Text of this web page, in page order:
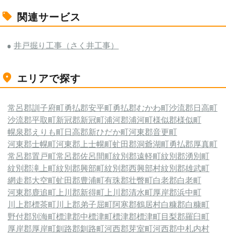
関連サービス
井戸掘り工事（さく井工事）
エリアで探す
常呂郡訓子府町勇払郡安平町勇払郡むかわ町沙流郡日高町
沙流郡平取町新冠郡新冠町浦河郡浦河町様似郡様似町
幌泉郡えりも町日高郡新ひだか町河東郡音更町
河東郡士幌町河東郡上士幌町虻田郡洞爺湖町勇払郡厚真町
常呂郡置戸町常呂郡佐呂間町紋別郡遠軽町紋別郡湧別町
紋別郡滝上町紋別郡興部町紋別郡西興部村紋別郡雄武町
網走郡大空町虻田郡豊浦町有珠郡壮瞥町白老郡白老町
河東郡鹿追町上川郡新得町上川郡清水町厚岸郡浜中町
川上郡標茶町川上郡弟子屈町阿寒郡鶴居村白糠郡白糠町
野付郡別海町標津郡中標津町標津郡標津町目梨郡羅臼町
厚岸郡厚岸町釧路郡釧路町河西郡芽室町河西郡中札内村